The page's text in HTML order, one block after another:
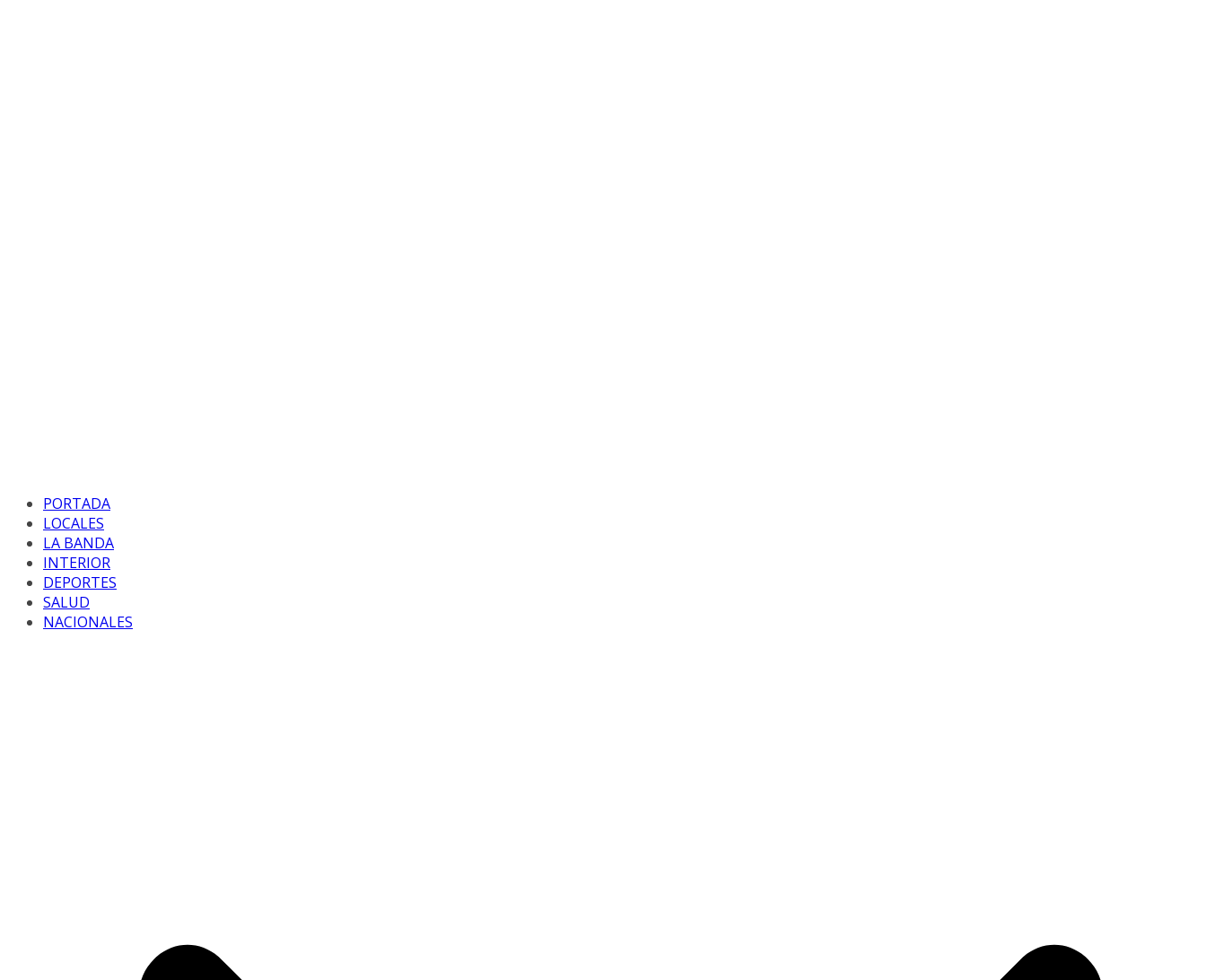
PORTADA
LOCALES
LA BANDA
INTERIOR
DEPORTES
SALUD
NACIONALES